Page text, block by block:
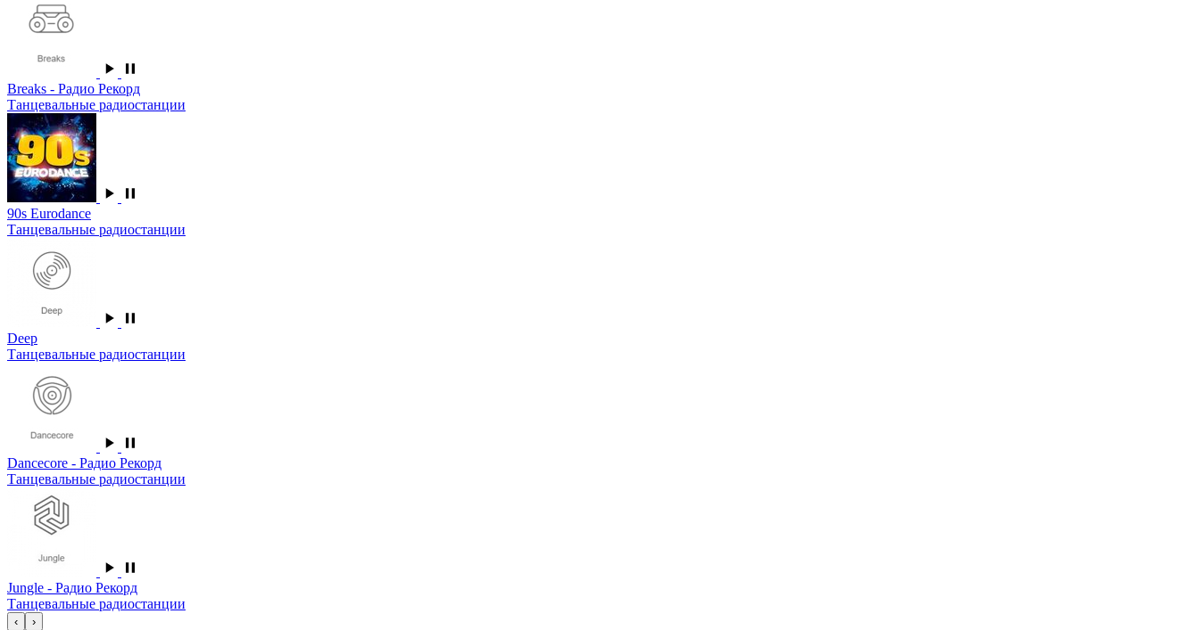
Breaks - Радио Рекорд
Танцевальные радиостанции
90s Eurodance
Танцевальные радиостанции
Deep
Танцевальные радиостанции
Dancecore - Радио Рекорд
Танцевальные радиостанции
Jungle - Радио Рекорд
Танцевальные радиостанции
‹ ›